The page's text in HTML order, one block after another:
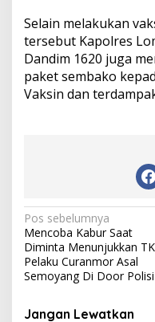
Selain melakukan
tersebut Kapolres
Dandim 1620 juga
paket sembako
Vaksin dan
N
a
v
g
Pos sebelumnya
Mencoba Kabur Saat
Diminta Menunjukkan
Pelaku Curanmor Asal
Semoyang Di Door Polisi
Jangan Lewatkan